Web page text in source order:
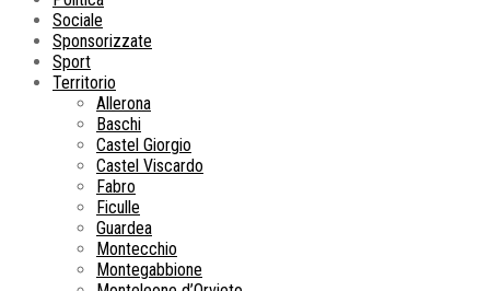
Sociale
Sponsorizzate
Sport
Territorio
Allerona
Baschi
Castel Giorgio
Castel Viscardo
Fabro
Ficulle
Guardea
Montecchio
Montegabbione